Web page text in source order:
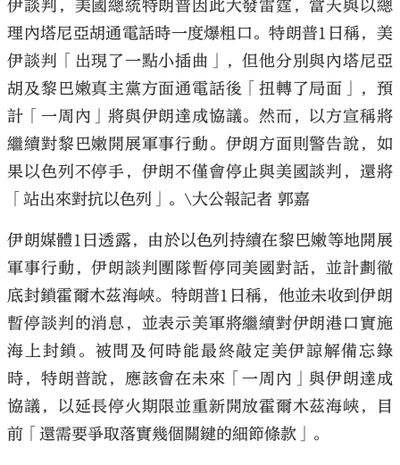
伊談判，美國總統特朗普因此大發雷霆，當天與以總
理內塔尼亞胡通電話時一度爆粗口。特朗普1日稱，美
伊談判「出現了一點小插曲」，但他分別與內塔尼亞
胡及黎巴嫩真主黨方面通電話後「扭轉了局面」，預
計「一周內」將與伊朗達成協議。然而，以方宣稱將
繼續對黎巴嫩開展軍事行動。伊朗方面則警告說，如
果以色列不停手，伊朗不僅會停止與美國談判，還將
「站出來對抗以色列」。\大公報記者 郭嘉
伊朗媒體1日透露，由於以色列持續在黎巴嫩等地開展
軍事行動，伊朗談判團隊暫停同美國對話，並計劃徹
底封鎖霍爾木茲海峽。特朗普1日稱，他並未收到伊朗
暫停談判的消息，並表示美軍將繼續對伊朗港口實施
海上封鎖。被問及何時能最終敲定美伊諒解備忘錄
時，特朗普說，應該會在未來「一周內」與伊朗達成
協議，以延長停火期限並重新開放霍爾木茲海峽，目
前「還需要爭取落實幾個關鍵的細節條款」。